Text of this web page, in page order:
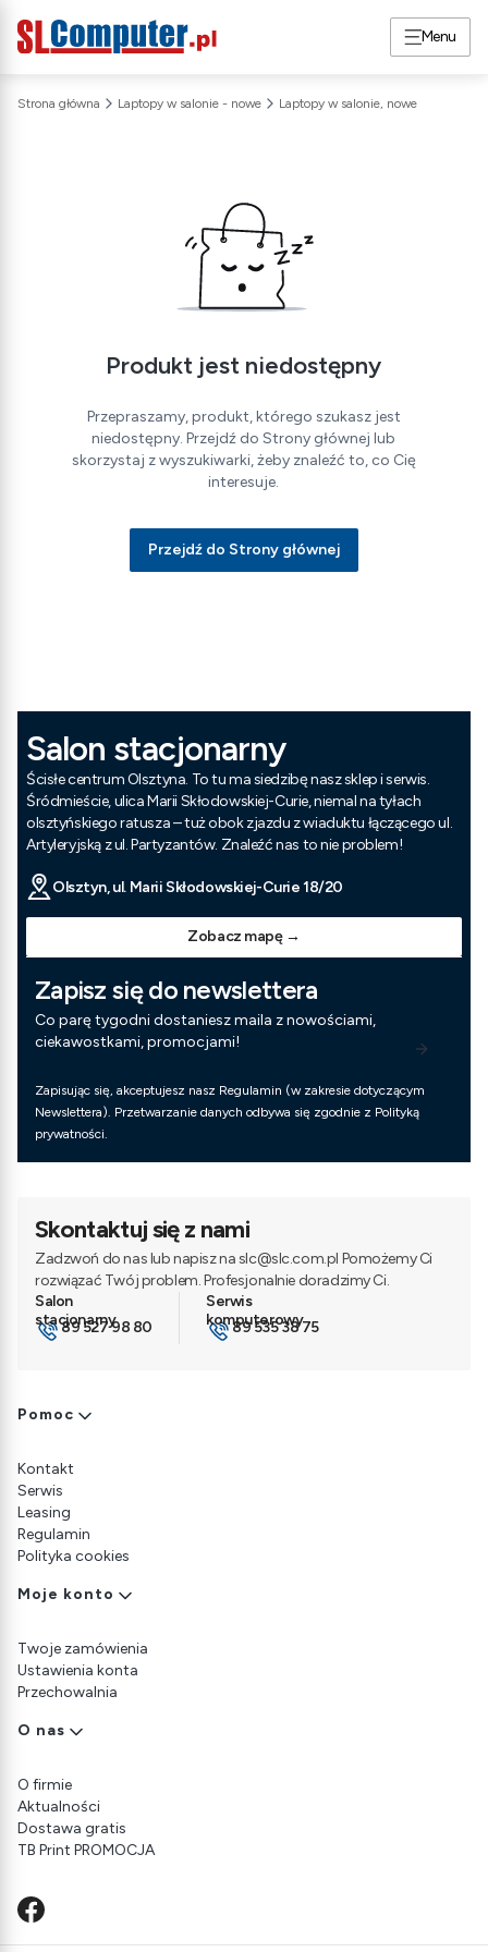
Menu
Strona główna Laptopy w salonie - nowe Laptopy w salonie, nowe
Produkt jest niedostępny
Przepraszamy, produkt, którego szukasz jest
niedostępny. Przejdź do Strony głównej lub
skorzystaj z wyszukiwarki, żeby znaleźć to, co Cię
interesuje.
Przejdź do Strony głównej
Salon stacjonarny
Ścisłe centrum Olsztyna. To tu ma siedzibę nasz sklep i serwis.
Śródmieście, ulica Marii Skłodowskiej-Curie, niemal na tyłach
olsztyńskiego ratusza – tuż obok zjazdu z wiaduktu łączącego ul.
Artyleryjską z ul. Partyzantów. Znaleźć nas to nie problem!
Olsztyn, ul. Marii Skłodowskiej-Curie 18/20
Zobacz mapę →
Zapisz się do newslettera
Co parę tygodni dostaniesz maila z nowościami,
ciekawostkami, promocjami!
Zapisując się, akceptujesz nasz Regulamin (w zakresie dotyczącym
Newslettera). Przetwarzanie danych odbywa się zgodnie z Polityką
prywatności.
Skontaktuj się z nami
Zadzwoń do nas lub napisz na slc@slc.com.pl Pomożemy Ci
rozwiązać Twój problem. Profesjonalnie doradzimy Ci.
89 527 98 80 89 535 38 75
Linki w stopce
Pomoc
Kontakt
Serwis
Leasing
Regulamin
Polityka cookies
Moje konto
Twoje zamówienia
Ustawienia konta
Przechowalnia
O nas
O firmie
Aktualności
Dostawa gratis
TB Print PROMOCJA